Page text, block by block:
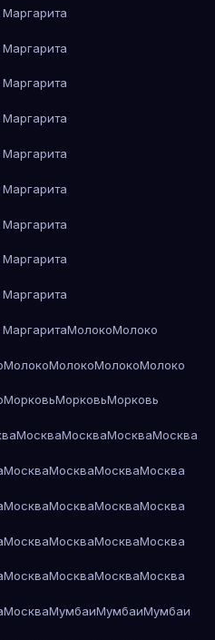
МолокоМолоко
МолокоМолокоМолокоМолоко
МорковьМорковьМорковь
МоскваМоскваМоскваМосква
МоскваМоскваМоскваМосква
МоскваМоскваМоскваМосква
МоскваМоскваМоскваМосква
МоскваМоскваМоскваМосква
МоскваМумбаиМумбаиМумбаи